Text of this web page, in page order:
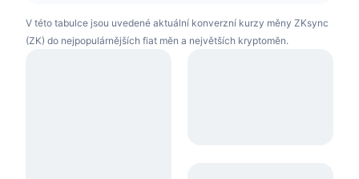
V této tabulce jsou uvedené aktuální konverzní kurzy měny ZKsync
(ZK) do nejpopulárnějších fiat měn a největších kryptoměn.